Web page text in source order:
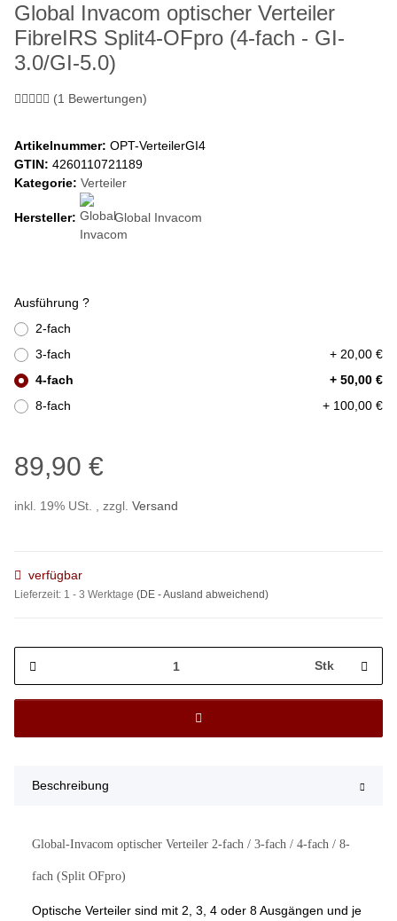
Global Invacom optischer Verteiler
FibreIRS Split4-OFpro (4-fach - GI-
3.0/GI-5.0)
(1 Bewertungen)
Artikelnummer: OPT-VerteilerGI4
GTIN: 4260110721189
Kategorie: Verteiler
Hersteller: Global Invacom
Ausführung ?
2-fach
3-fach
+ 20,00 €
4-fach
+ 50,00 €
8-fach
+ 100,00 €
89,90 €
inkl. 19% USt. , zzgl. Versand
verfügbar
Lieferzeit: 1 - 3 Werktage (DE - Ausland abweichend)
Stk
Beschreibung
Global-Invacom optischer Verteiler 2-fach / 3-fach / 4-fach / 8-
fach (Split OFpro)
Optische Verteiler sind mit 2, 3, 4 oder 8 Ausgängen und je